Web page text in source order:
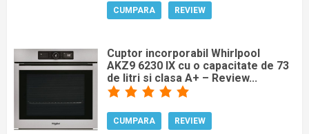
CUMPARA REVIEW
Cuptor incorporabil Whirlpool
AKZ9 6230 IX cu o capacitate de 73
de litri si clasa A+ – Review...
CUMPARA REVIEW